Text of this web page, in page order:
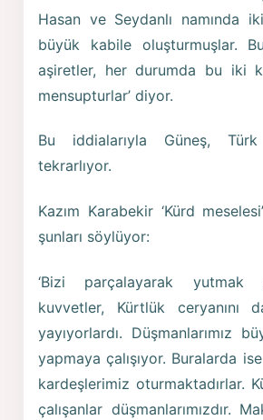
Hasan ve Seydanlı namında
büyük kabile oluşturmuşlar.
aşiretler, her durumda bu iki
mensupturlar’ diyor.
Bu iddialarıyla Güneş,
tekrarlıyor.
Kazım Karabekir ‘Kürd
şunları söylüyor:
‘Bizi parçalayarak yutmak
kuvvetler, Kürtlük ceryanını
yayıyorlardı. Düşmanlarımız
yapmaya çalışıyor. Buralarda
kardeşlerimiz oturmaktadırlar.
çalışanlar düşmanlarımızdır.